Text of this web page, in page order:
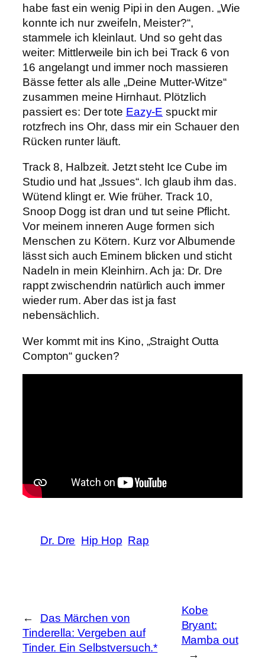
habe fast ein wenig Pipi in den Augen. „Wie
konnte ich nur zweifeln, Meister?“,
stammele ich kleinlaut. Und so geht das
weiter: Mittlerweile bin ich bei Track 6 von
16 angelangt und immer noch massieren
Bässe fetter als alle „Deine Mutter-Witze“
zusammen meine Hirnhaut. Plötzlich
passiert es: Der tote Eazy-E spuckt mir
rotzfrech ins Ohr, dass mir ein Schauer den
Rücken runter läuft.
Track 8, Halbzeit. Jetzt steht Ice Cube im
Studio und hat „Issues“. Ich glaub ihm das.
Wütend klingt er. Wie früher. Track 10,
Snoop Dogg ist dran und tut seine Pflicht.
Vor meinem inneren Auge formen sich
Menschen zu Kötern. Kurz vor Albumende
lässt sich auch Eminem blicken und sticht
Nadeln in mein Kleinhirn. Ach ja: Dr. Dre
rappt zwischendrin natürlich auch immer
wieder rum. Aber das ist ja fast
nebensächlich.
Wer kommt mit ins Kino, „Straight Outta
Compton“ gucken?
Dr. Dre Hip Hop Rap
←
Das Märchen von
Tinderella: Vergeben auf
Tinder. Ein Selbstversuch.*
Kobe
Bryant:
Mamba out
→